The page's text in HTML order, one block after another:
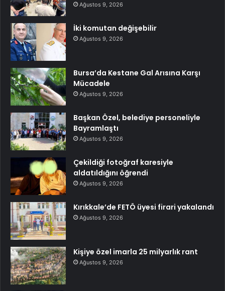
Ağustos 9, 2026
İki komutan değişebilir
Ağustos 9, 2026
Bursa’da Kestane Gal Arısına Karşı
Mücadele
Ağustos 9, 2026
Başkan Özel, belediye personeliyle
Bayramlaştı
Ağustos 9, 2026
Çekildiği fotoğraf karesiyle
aldatıldığını öğrendi
Ağustos 9, 2026
Kırıkkale’de FETÖ üyesi firari yakalandı
Ağustos 9, 2026
Kişiye özel imarla 25 milyarlık rant
Ağustos 9, 2026